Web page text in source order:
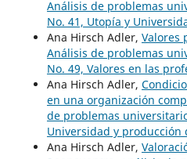
Análisis de problemas
No. 41, Utopía y
Ana Hirsch Adler, Valores
Análisis de problemas
No. 49, Valores en las
Ana Hirsch Adler,
en una organización
de problemas
Universidad y producción
Ana Hirsch Adler,